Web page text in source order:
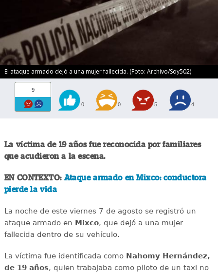
El ataque armado dejó a una mujer fallecida. (Foto: Archivo/Soy502)
9
0 0 5 4
La víctima de 19 años fue reconocida por familiares
que acudieron a la escena.
EN CONTEXTO: Ataque armado en Mixco: conductora
pierde la vida
La noche de este viernes 7 de agosto se registró un
ataque armado en Mixco, que dejó a una mujer
fallecida dentro de su vehículo.
La víctima fue identificada como Nahomy Hernández,
de 19 años, quien trabajaba como piloto de un taxi no